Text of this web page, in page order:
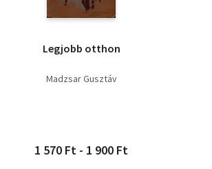
Legjobb otthon
Madzsar Gusztáv
1 570 Ft - 1 900 Ft